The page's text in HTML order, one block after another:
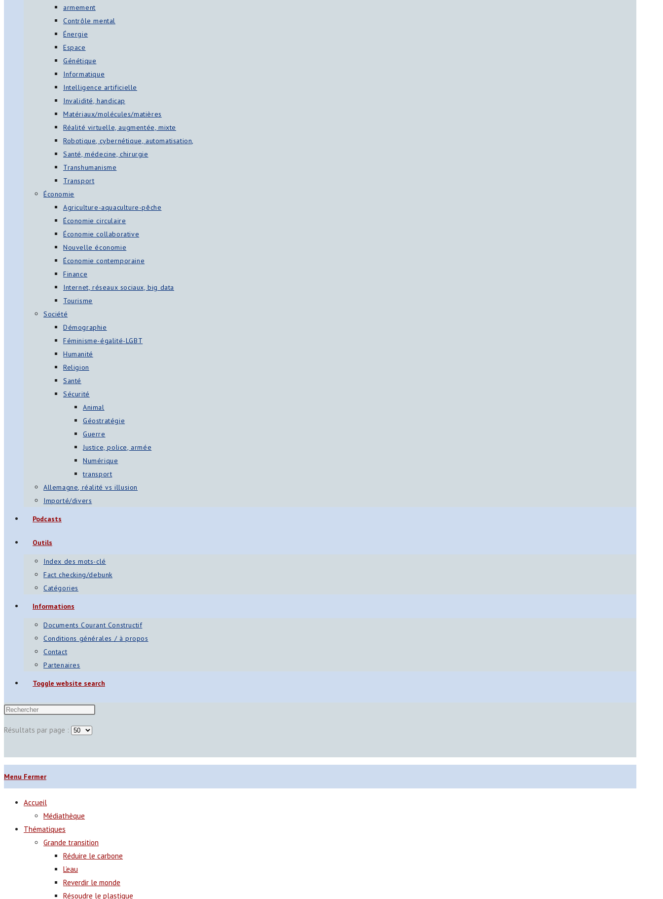
armement
Contrôle mental
Énergie
Espace
Génétique
Informatique
Intelligence artificielle
Invalidité, handicap
Matériaux/molécules/matières
Réalité virtuelle, augmentée, mixte
Robotique, cybernétique, automatisation,
Santé, médecine, chirurgie
Transhumanisme
Transport
Économie
Agriculture-aquaculture-pêche
Économie circulaire
Économie collaborative
Nouvelle économie
Économie contemporaine
Finance
Internet, réseaux sociaux, big data
Tourisme
Société
Démographie
Féminisme-égalité-LGBT
Humanité
Religion
Santé
Sécurité
Animal
Géostratégie
Guerre
Justice, police, armée
Numérique
transport
Allemagne, réalité vs illusion
Importé/divers
Podcasts
Outils
Index des mots-clé
Fact checking/debunk
Catégories
Informations
Documents Courant Constructif
Conditions générales / à propos
Contact
Partenaires
Toggle website search
Résultats par page :
Menu Fermer
Accueil
Médiathèque
Thématiques
Grande transition
Réduire le carbone
L’eau
Reverdir le monde
Résoudre le plastique